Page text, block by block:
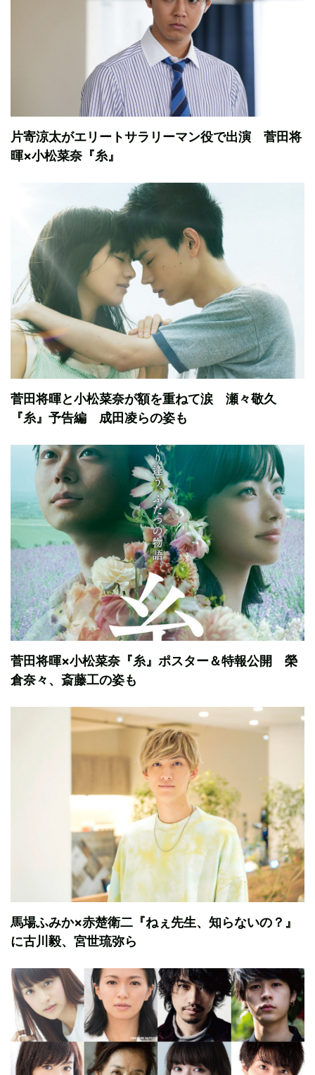
片寄涼太がエリートサラリーマン役で出演 菅田将
暉×小松菜奈『糸』
菅田将暉と小松菜奈が額を重ねて涙 瀬々敬久
『糸』予告編 成田凌らの姿も
菅田将暉×小松菜奈『糸』ポスター＆特報公開 榮
倉奈々、斎藤工の姿も
馬場ふみか×赤楚衛二『ねぇ先生、知らないの？』
に古川毅、宮世琉弥ら